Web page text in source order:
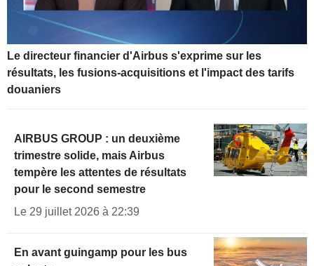
Le directeur financier d'Airbus s'exprime sur les
résultats, les fusions-acquisitions et l'impact des tarifs
douaniers
AIRBUS GROUP : un deuxième
trimestre solide, mais Airbus
tempère les attentes de résultats
pour le second semestre
Le 29 juillet 2026 à 22:39
En avant guingamp pour les bus